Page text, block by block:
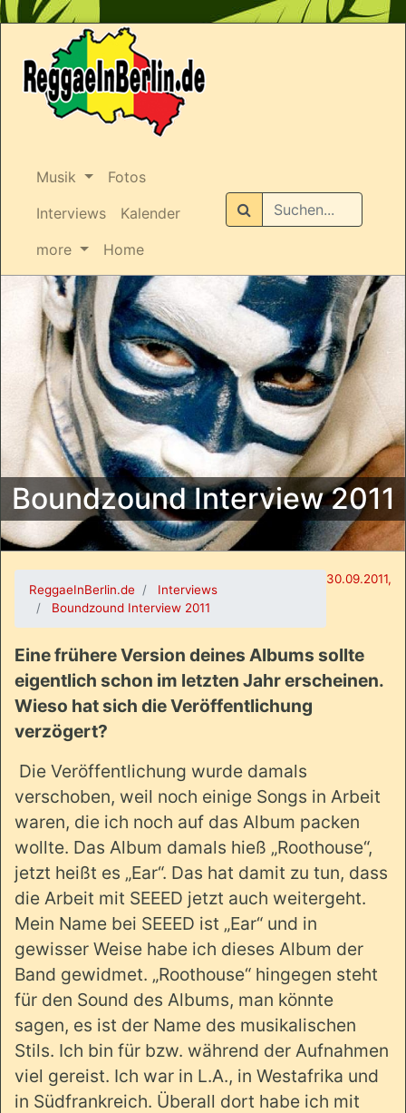
Musik
Fotos
Interviews
Kalender
more
Home
Suchen
Boundzound Interview 2011
30.09.2011,
ReggaeInBerlin.de
Interviews
Boundzound Interview 2011
Eine frühere Version deines Albums sollte
eigentlich schon im letzten Jahr erscheinen.
Wieso hat sich die Veröffentlichung
verzögert?
Die Veröffentlichung wurde damals
verschoben, weil noch einige Songs in Arbeit
waren, die ich noch auf das Album packen
wollte. Das Album damals hieß „Roothouse“,
jetzt heißt es „Ear“. Das hat damit zu tun, dass
die Arbeit mit SEEED jetzt auch weitergeht.
Mein Name bei SEEED ist „Ear“ und in
gewisser Weise habe ich dieses Album der
Band gewidmet. „Roothouse“ hingegen steht
für den Sound des Albums, man könnte
sagen, es ist der Name des musikalischen
Stils. Ich bin für bzw. während der Aufnahmen
viel gereist. Ich war in L.A., in Westafrika und
in Südfrankreich. Überall dort habe ich mit